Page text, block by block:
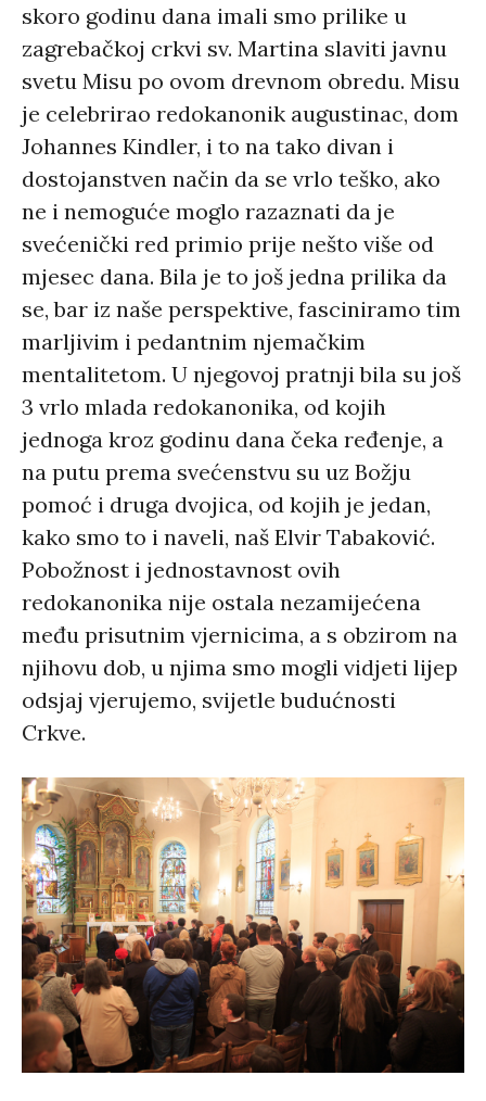
skoro godinu dana imali smo prilike u
zagrebačkoj crkvi sv. Martina slaviti javnu
svetu Misu po ovom drevnom obredu. Misu
je celebrirao redokanonik augustinac, dom
Johannes Kindler, i to na tako divan i
dostojanstven način da se vrlo teško, ako
ne i nemoguće moglo razaznati da je
svećenički red primio prije nešto više od
mjesec dana. Bila je to još jedna prilika da
se, bar iz naše perspektive, fasciniramo tim
marljivim i pedantnim njemačkim
mentalitetom. U njegovoj pratnji bila su još
3 vrlo mlada redokanonika, od kojih
jednoga kroz godinu dana čeka ređenje, a
na putu prema svećenstvu su uz Božju
pomoć i druga dvojica, od kojih je jedan,
kako smo to i naveli, naš Elvir Tabaković.
Pobožnost i jednostavnost ovih
redokanonika nije ostala nezamijećena
među prisutnim vjernicima, a s obzirom na
njihovu dob, u njima smo mogli vidjeti lijep
odsjaj vjerujemo, svijetle budućnosti
Crkve.